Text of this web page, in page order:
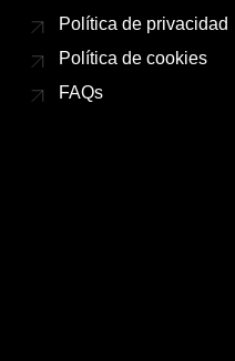
Política de privacidad
Política de cookies
FAQs